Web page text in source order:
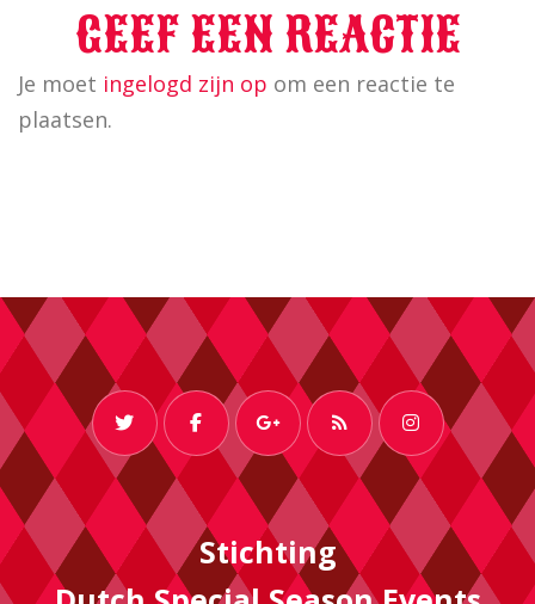
GEEF EEN REACTIE
Je moet ingelogd zijn op om een reactie te
plaatsen.
Stichting